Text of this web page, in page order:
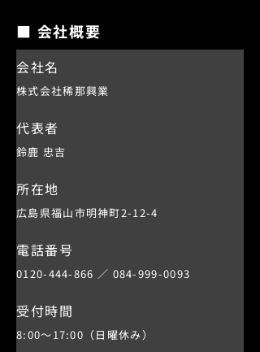
■ 会社概要
会社名
株式会社稀那興業
代表者
鈴鹿 忠吉
所在地
広島県福山市明神町2-12-4
電話番号
0120-444-866 ／ 084-999-0093
受付時間
8:00〜17:00（日曜休み）